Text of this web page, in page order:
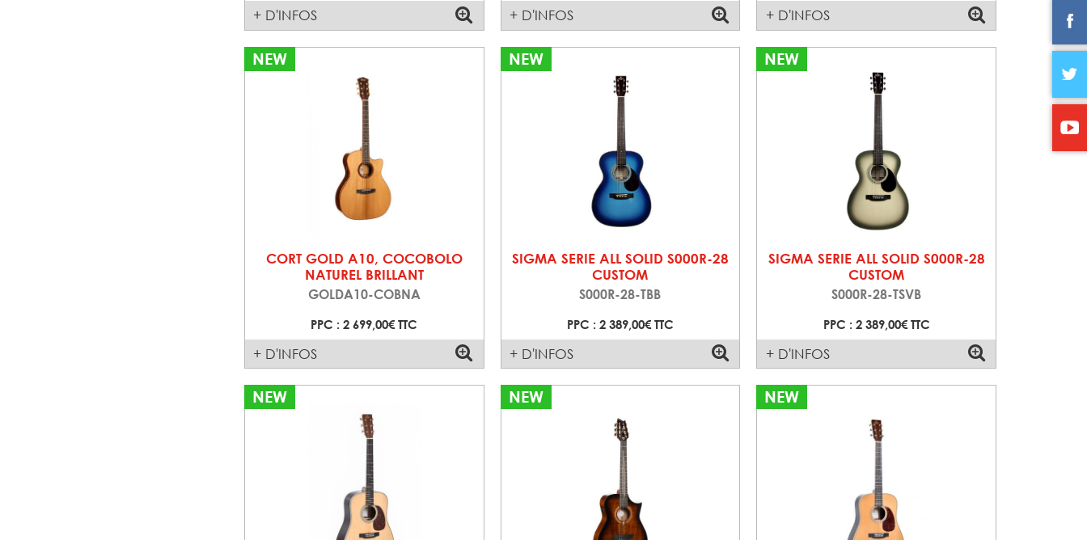
+ D'INFOS + D'INFOS + D'INFOS
NEW
CORT GOLD A10, COCOBOLO
NATUREL BRILLANT
GOLDA10-COBNA
PPC : 2 699,00€ TTC
+ D'INFOS
NEW
SIGMA SERIE ALL SOLID S000R-28
CUSTOM
S000R-28-TBB
PPC : 2 389,00€ TTC
+ D'INFOS
NEW
SIGMA SERIE ALL SOLID S000R-28
CUSTOM
S000R-28-TSVB
PPC : 2 389,00€ TTC
+ D'INFOS
NEW NEW NEW